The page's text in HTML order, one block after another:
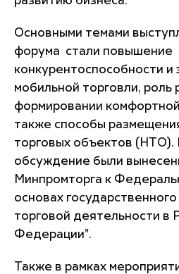
Основными темами
форума стали повышение
конкурентоспособности и
мобильной торговли, роль
формировании
также способы
торговых объектов (НТО).
обсуждение были
Минпромторга к
основах
торговой деятельности в
Федерации".
Также в рамках